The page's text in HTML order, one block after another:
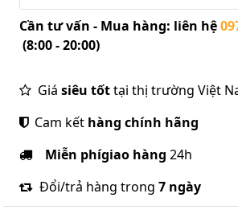
Cần tư vấn - Mua hàng: liên hệ
(8:00 - 20:00)
Giá siêu tốttại thị trường Việt
Cam kết hàng chính hãng
Miễn phígiao hàng 24h
Đổi/trả hàng trong 7 ngày